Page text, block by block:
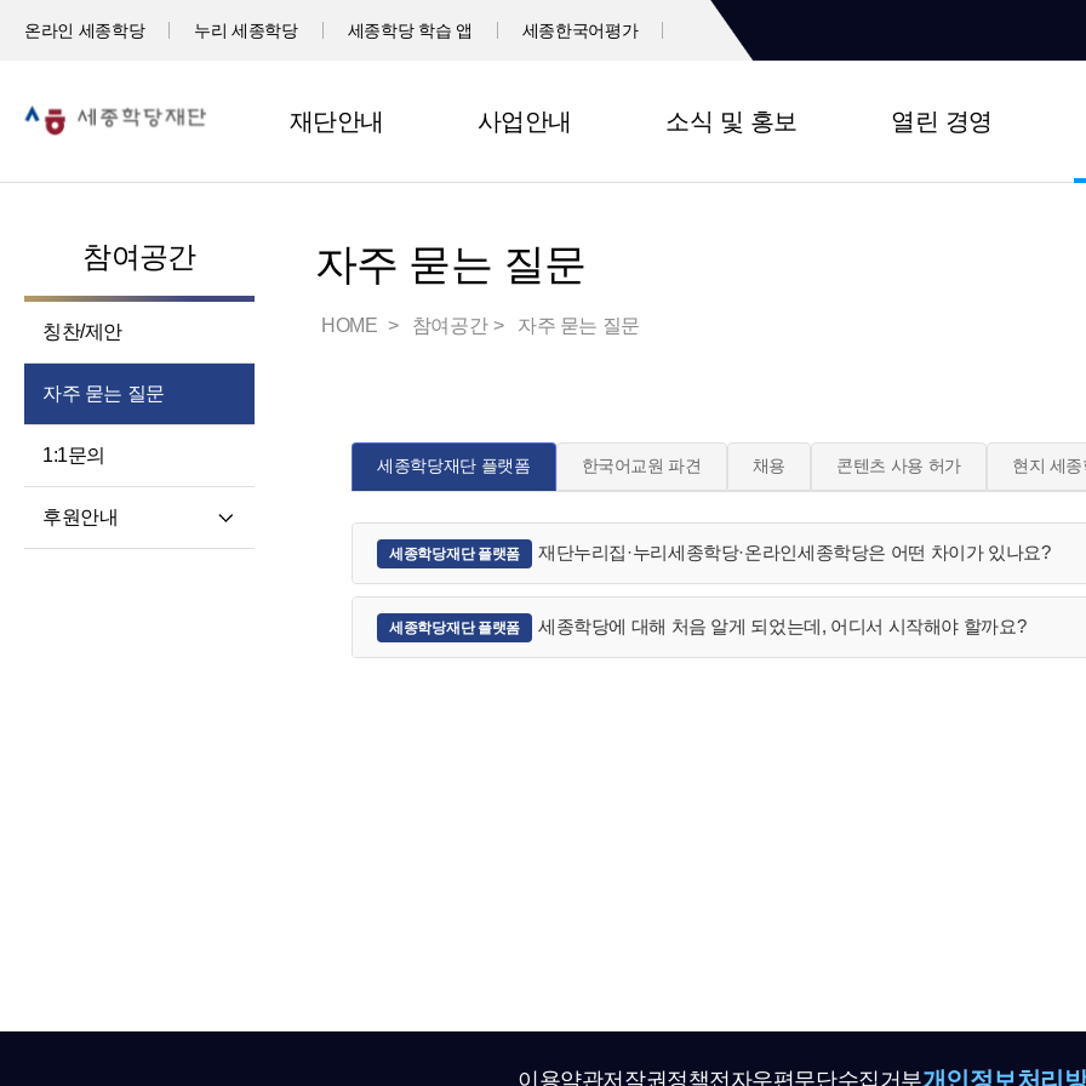
온라인 세종학당 누리 세종학당 세종학당 학습 앱 세종한국어평가
재단안내 사업안내 소식 및 홍보 열린 경영
참여공간
칭찬/제안
자주 묻는 질문
1:1문의
후원안내
자주 묻는 질문
HOME 참여공간 자주 묻는 질문
세종학당재단 플랫폼 한국어교원 파견 채용 콘텐츠 사용 허가 현지 세
세종학당재단 플랫폼 재단누리집·누리세종학당·온라인세종학당은 어떤 차이가 있나요?
세종학당재단 플랫폼 세종학당에 대해 처음 알게 되었는데, 어디서 시작해야 할까요?
이용약관저작권정책전자우편무단수집거부개인정보처리